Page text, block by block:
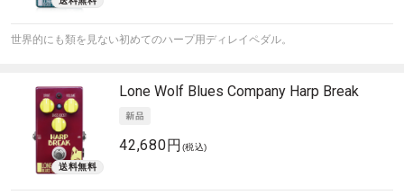
世界的にも類を見ない初めてのハープ用ディレイペダル。
Lone Wolf Blues Company Harp Break
42,680円 (税込)